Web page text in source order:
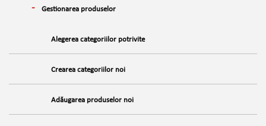
Gestionarea produselor
Alegerea categoriilor potrivite
Crearea categoriilor noi
Adăugarea produselor noi